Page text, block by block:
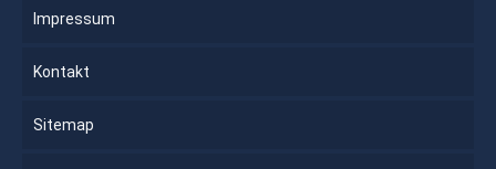
Impressum
Kontakt
Sitemap